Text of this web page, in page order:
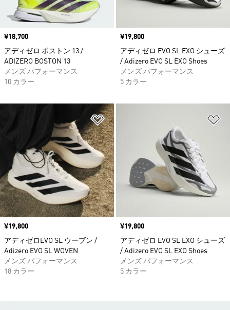
価格
¥18,700
アディゼロ ボストン 13 /
ADIZERO BOSTON 13
メンズ パフォーマンス
10 カラー
価格
¥19,800
アディゼロ EVO SL EXO シューズ
/ Adizero EVO SL EXO Shoes
メンズ パフォーマンス
5 カラー
ほしいものリストに追加
価格
¥19,800
アディゼロEVO SL ウーブン /
Adizero EVO SL WOVEN
メンズ パフォーマンス
18 カラー
価格
¥19,800
アディゼロ EVO SL EXO シューズ
/ Adizero EVO SL EXO Shoes
メンズ パフォーマンス
5 カラー